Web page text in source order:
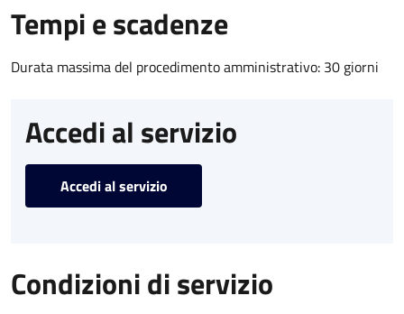
Tempi e scadenze
Durata massima del procedimento amministrativo: 30 giorni
Accedi al servizio
Accedi al servizio
Condizioni di servizio